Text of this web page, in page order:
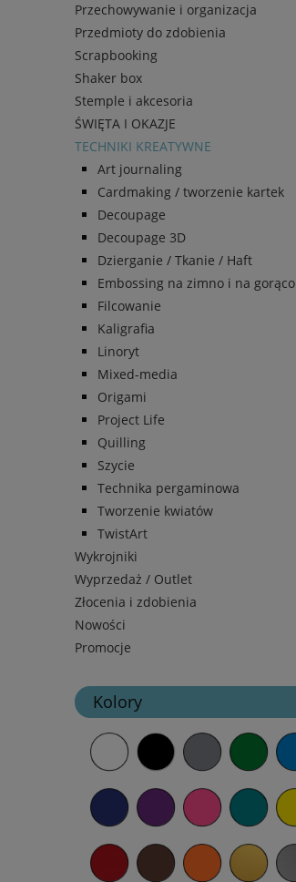
Przechowywanie i organizacja
Przedmioty do zdobienia
Scrapbooking
Shaker box
Stemple i akcesoria
ŚWIĘTA I OKAZJE
TECHNIKI KREATYWNE
Art journaling
Cardmaking / tworzenie kartek
Decoupage
Decoupage 3D
Dzierganie / Tkanie / Haft
Embossing na zimno i na gorąco
Filcowanie
Kaligrafia
Linoryt
Mixed-media
Origami
Project Life
Quilling
Szycie
Technika pergaminowa
Tworzenie kwiatów
TwistArt
Wykrojniki
Wyprzedaż / Outlet
Złocenia i zdobienia
Nowości
Promocje
Kolory